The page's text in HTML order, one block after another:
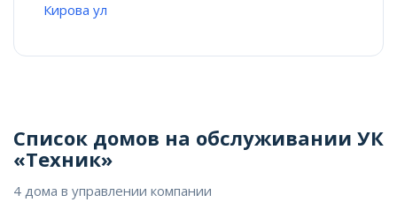
Кирова ул
Список домов на обслуживании УК
«Техник»
4 дома в управлении компании